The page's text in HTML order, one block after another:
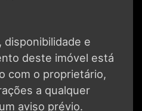
disponibilidade e
deste imóvel está
com o proprietário,
a qualquer
aviso prévio.